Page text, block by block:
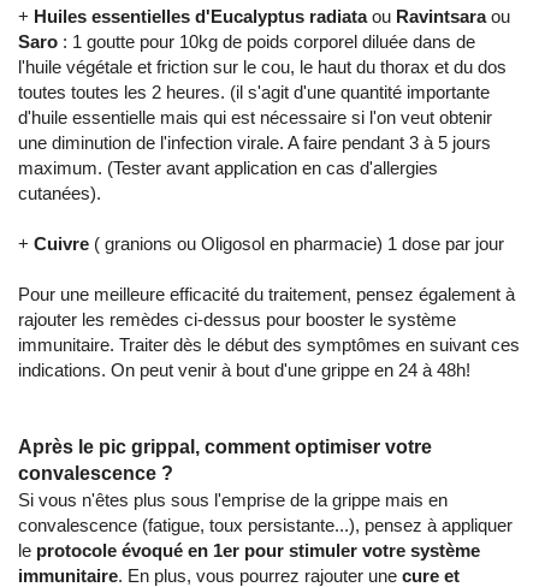
+ Huiles essentielles d'Eucalyptus radiataou Ravintsaraou
Saro : 1 goutte pour 10kg de poids corporel diluée dans de
l'huile végétale et friction sur le cou, le haut du thorax et du dos
toutes toutes les 2 heures. (il s'agit d'une quantité importante
d'huile essentielle mais qui est nécessaire si l'on veut obtenir
une diminution de l'infection virale. A faire pendant 3 à 5 jours
maximum. (Tester avant application en cas d'allergies
cutanées).
+ Cuivre ( granions ou Oligosol en pharmacie) 1 dose par jour
Pour une meilleure efficacité du traitement, pensez également à
rajouter les remèdes ci-dessus pour booster le système
immunitaire. Traiter dès le début des symptômes en suivant ces
indications. On peut venir à bout d'une grippe en 24 à 48h!
Après le pic grippal, comment optimiser votre
convalescence ?
Si vous n'êtes plus sous l'emprise de la grippe mais en
convalescence (fatigue, toux persistante...), pensez à appliquer
le protocole évoqué en 1er pour stimuler votre système
immunitaire. En plus, vous pourrez rajouter une cure et